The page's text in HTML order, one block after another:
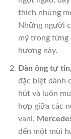
thích những
Những người
mỹ trong từng
hương này.
Đàn ông tự
đặc biệt dành
hút và luôn
hợp giữa các
vani,
đến một mùi